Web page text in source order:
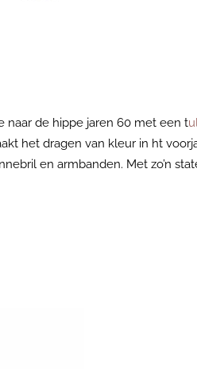
naar de hippe jaren 60 met een t
het dragen van kleur in ht
en armbanden. Met zo’n